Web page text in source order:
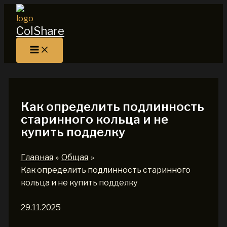
Перейти
содержимому
ColShare
Как определить подлинность
старинного кольца и не
купить подделку
Главная
Общая
Как определить подлинность старинного
кольца и не купить подделку
29.11.2025